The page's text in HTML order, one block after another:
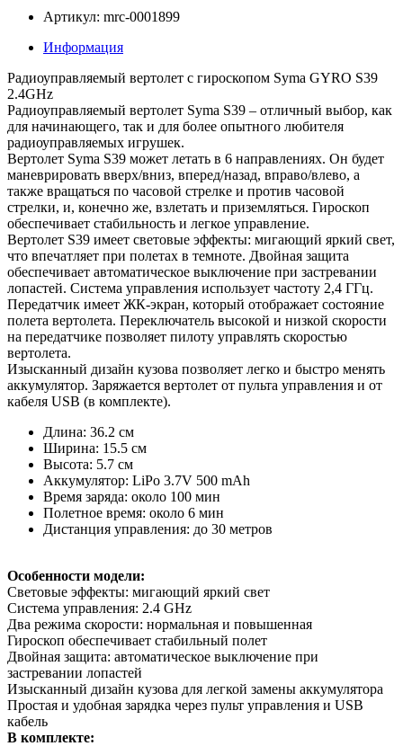
Артикул: mrc-0001899
Информация
Радиоуправляемый вертолет с гироскопом Syma GYRO S39
2.4GHz
Радиоуправляемый вертолет Syma S39 – отличный выбор, как
для начинающего, так и для более опытного любителя
радиоуправляемых игрушек.
Вертолет Syma S39 может летать в 6 направлениях. Он будет
маневрировать вверх/вниз, вперед/назад, вправо/влево, а
также вращаться по часовой стрелке и против часовой
стрелки, и, конечно же, взлетать и приземляться. Гироскоп
обеспечивает стабильность и легкое управление.
Вертолет S39 имеет световые эффекты: мигающий яркий свет,
что впечатляет при полетах в темноте. Двойная защита
обеспечивает автоматическое выключение при застревании
лопастей. Система управления использует частоту 2,4 ГГц.
Передатчик имеет ЖК-экран, который отображает состояние
полета вертолета. Переключатель высокой и низкой скорости
на передатчике позволяет пилоту управлять скоростью
вертолета.
Изысканный дизайн кузова позволяет легко и быстро менять
аккумулятор. Заряжается вертолет от пульта управления и от
кабеля USB (в комплекте).
Длина: 36.2 см
Ширина: 15.5 см
Высота: 5.7 см
Аккумулятор: LiPo 3.7V 500 mAh
Время заряда: около 100 мин
Полетное время: около 6 мин
Дистанция управления: до 30 метров
Особенности модели:
Световые эффекты: мигающий яркий свет
Система управления: 2.4 GHz
Два режима скорости: нормальная и повышенная
Гироскоп обеспечивает стабильный полет
Двойная защита: автоматическое выключение при
застревании лопастей
Изысканный дизайн кузова для легкой замены аккумулятора
Простая и удобная зарядка через пульт управления и USB
кабель
В комплекте: